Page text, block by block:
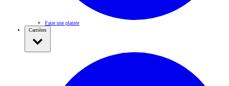
Faire une plainte
Carrières